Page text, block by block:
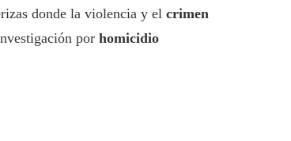
donde la violencia y el crimen
por homicidio